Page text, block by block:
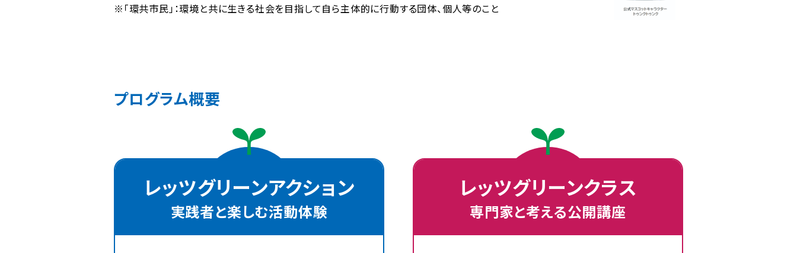
※「環共市民」：環境と共に生きる社会を目指して自ら主体的に行動する団体、個人等のこと
プログラム概要
レッツグリーンアクション
実践者と楽しむ活動体験
レッツグリーンクラス
専門家と考える公開講座